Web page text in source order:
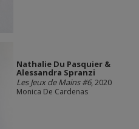
Nathalie Du Pasquier &
Alessandra Spranzi
Les Jeux de Mains #6, 2020
Monica De Cardenas